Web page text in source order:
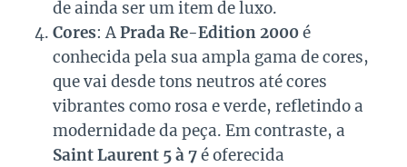
de ainda ser um item de luxo.
Cores: APrada Re-Edition 2000é
conhecida pela sua ampla gama de cores,
que vai desde tons neutros até cores
vibrantes como rosa e verde, refletindo a
modernidade da peça. Em contraste, a
Saint Laurent 5 à 7é oferecida